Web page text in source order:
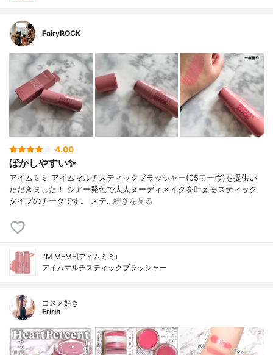
FairyROCK
4.00
ぼかしやすい✨
アイムミミ アイムマルチスティックブラッシャー(05モーヴ)を提供い
ただきました！ シアー発色で大人ヌーディメイクを叶えるスティック
タイプのチークです。 ステ…続きを見る
I'M MEME(アイムミミ)
アイムマルチスティックブラッシャー
コスメ好き
Eririn